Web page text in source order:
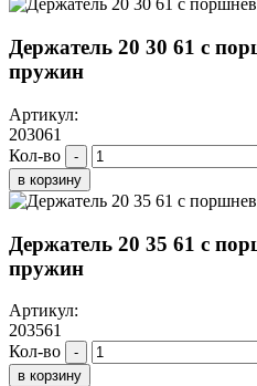
Держатель 20 30 61 с
пружин
Артикул:
203061
Кол-во
-
в корзину
Держатель 20 35 61 с
пружин
Артикул:
203561
Кол-во
-
в корзину